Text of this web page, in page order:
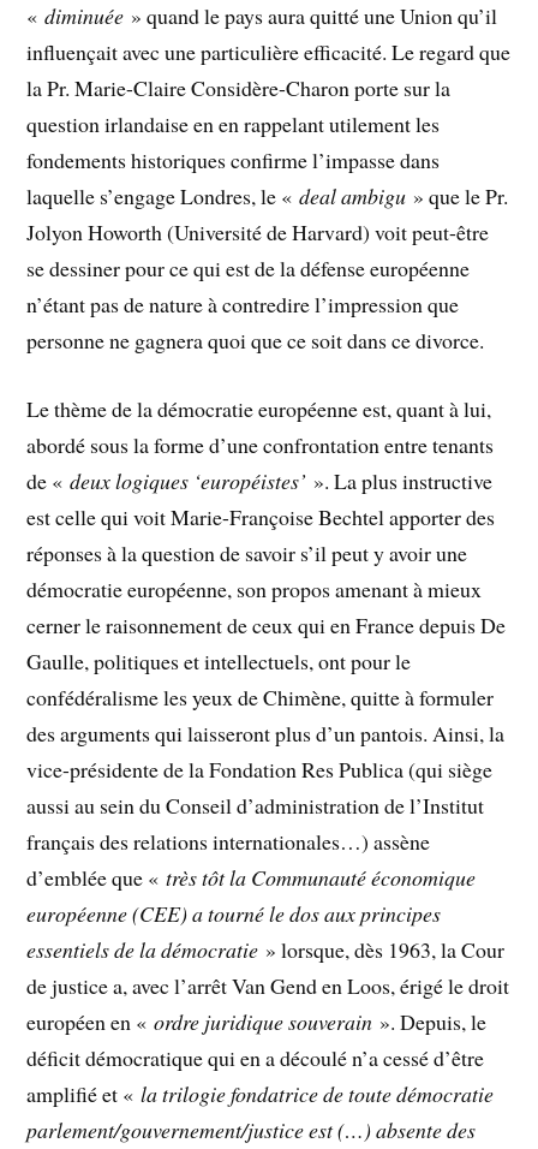
«diminuée » quand le pays aura quitté une Union qu’il
influençait avec une particulière efficacité. Le regard que
la Pr. Marie-Claire Considère-Charon porte sur la
question irlandaise en en rappelant utilement les
fondements historiques confirme l’impasse dans
laquelle s’engage Londres, le «deal ambigu » que le Pr.
Jolyon Howorth (Université de Harvard) voit peut-être
se dessiner pour ce qui est de la défense européenne
n’étant pas de nature à contredire l’impression que
personne ne gagnera quoi que ce soit dans ce divorce.
Le thème de la démocratie européenne est, quant à lui,
abordé sous la forme d’une confrontation entre tenants
de «deux logiques ‘européistes’ ». La plus instructive
est celle qui voit Marie-Françoise Bechtel apporter des
réponses à la question de savoir s’il peut y avoir une
démocratie européenne, son propos amenant à mieux
cerner le raisonnement de ceux qui en France depuis De
Gaulle, politiques et intellectuels, ont pour le
confédéralisme les yeux de Chimène, quitte à formuler
des arguments qui laisseront plus d’un pantois. Ainsi, la
vice-présidente de la Fondation Res Publica (qui siège
aussi au sein du Conseil d’administration de l’Institut
français des relations internationales…) assène
d’emblée que «très tôt la Communauté économique
européenne (CEE) a tourné le dos aux principes
essentiels de la démocratie » lorsque, dès 1963, la Cour
de justice a, avec l’arrêt Van Gend en Loos, érigé le droit
européen en «ordre juridique souverain ». Depuis, le
déficit démocratique qui en a découlé n’a cessé d’être
amplifié et «la trilogie fondatrice de toute démocratie
parlement/gouvernement/justice est (…) absente des